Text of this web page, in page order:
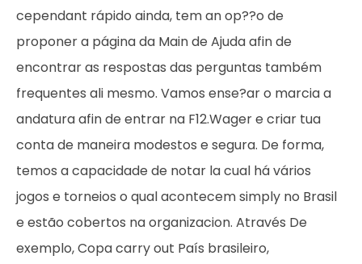
cependant rápido ainda, tem an op??o de
proponer a página da Main de Ajuda afin de
encontrar as respostas das perguntas também
frequentes ali mesmo. Vamos ense?ar o marcia a
andatura afin de entrar na F12.Wager e criar tua
conta de maneira modestos e segura. De forma,
temos a capacidade de notar la cual há vários
jogos e torneios o qual acontecem simply no Brasil
e estão cobertos na organizacion. Através De
exemplo, Copa carry out País brasileiro,